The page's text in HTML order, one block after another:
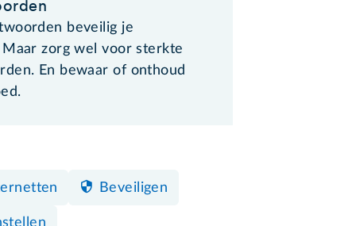
beveilig je
Maar zorg wel voor sterkte
En bewaar of onthoud
Beveiligen